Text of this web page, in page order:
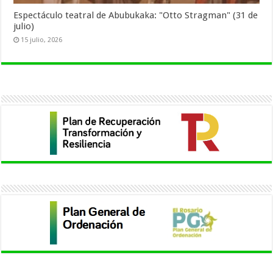
Espectáculo teatral de Abubukaka: "Otto Stragman" (31 de
julio)
15 julio, 2026